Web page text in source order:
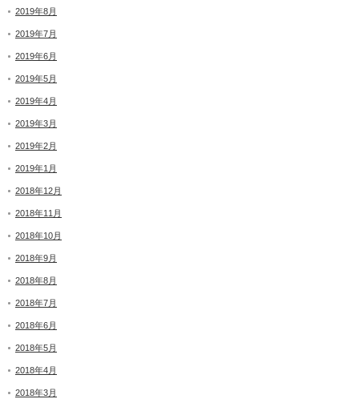
2019年8月
2019年7月
2019年6月
2019年5月
2019年4月
2019年3月
2019年2月
2019年1月
2018年12月
2018年11月
2018年10月
2018年9月
2018年8月
2018年7月
2018年6月
2018年5月
2018年4月
2018年3月